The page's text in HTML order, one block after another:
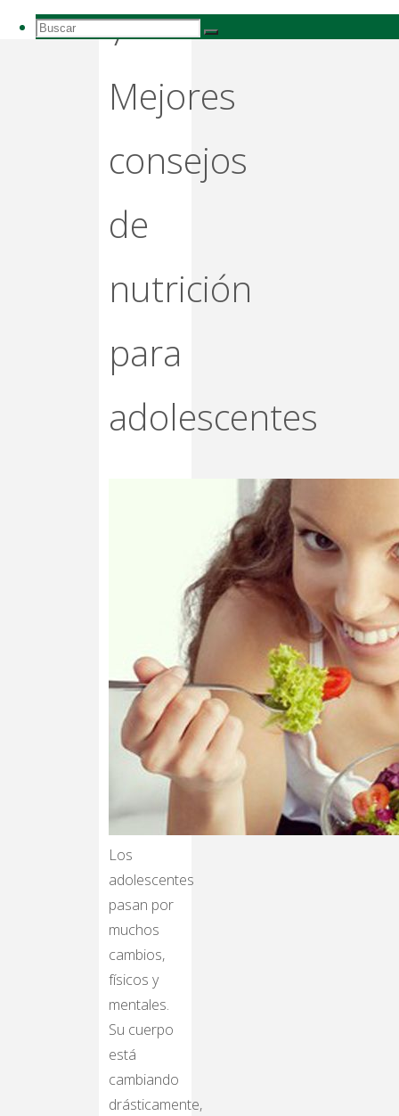
Buscar
Buscar:
Buscar
7
Mejores
consejos
de
nutrición
para
adolescentes
Los
adolescentes
pasan por
muchos
cambios,
físicos y
mentales.
Su cuerpo
está
cambiando
drásticamente,